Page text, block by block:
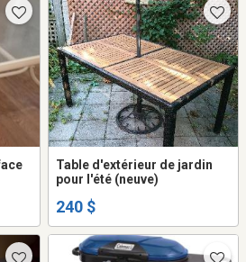
Table d'extérieur de jardin
pour l'été (neuve)
240 $